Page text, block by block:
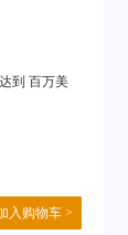
到 百万美
入购物车 >